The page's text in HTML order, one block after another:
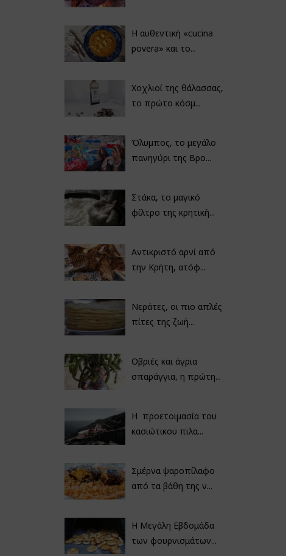
Η αυθεντική «cucina
povera» και το...
Χοχλιοί της θάλασσας,
το πρώτο κόσμ...
Όλυμπος, το μεγάλο
πανηγύρι της Βρο...
Στάκα, το μαγικό
φίλτρο της κρητική...
Αντικριστό αρνί από
την Κρήτη, ατόφ...
Νεράτες, οι πιο απλές
πίτες της ζωή...
Οβριές και άγρια
σπαράγγια, η πρώτη...
Η προετοιμασία του
κασιώτικου πιλα...
Σμέρνα ψαροπίλαφο
από τα βάθη της ν...
Η Μεγάλη Εβδομάδα
των φουρνισμάτων...